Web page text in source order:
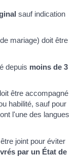
sauf indication
mariage) doit être
depuis moins de 3
être accompagné
habilité, sauf pour
l'une des langues
joint pour éviter
par un État de